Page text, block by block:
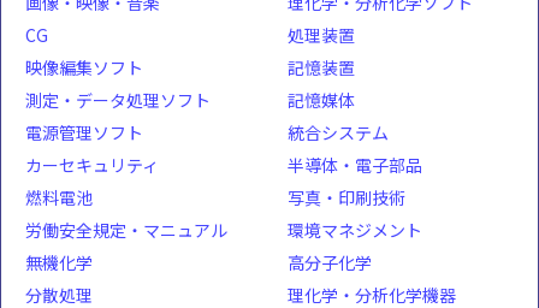
CG
映像編集ソフト
測定・データ処理ソフト
電源管理ソフト
カーセキュリティ
燃料電池
労働安全規定・マニュアル
無機化学
処理装置
記憶装置
記憶媒体
統合システム
半導体・電子部品
写真・印刷技術
環境マネジメント
高分子化学
分散処理
理化学・分析化学機器